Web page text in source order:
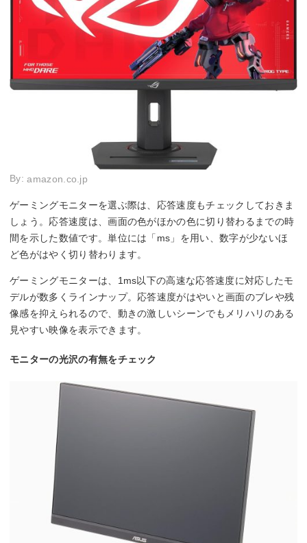
By:amazon.co.jp
ゲーミングモニターを選ぶ際は、応答速度もチェックしておきま
しょう。応答速度は、画面の色がほかの色に切り替わるまでの時
間を示した数値です。単位には「ms」を用い、数字が少ないほ
ど色がはやく切り替わります。
ゲーミングモニターは、1ms以下の高速な応答速度に対応したモ
デルが数多くラインナップ。応答速度がはやいと画面のブレや残
像感を抑えられるので、動きの激しいシーンでもメリハリのある
見やすい映像を表示できます。
モニターの光沢の有無をチェック